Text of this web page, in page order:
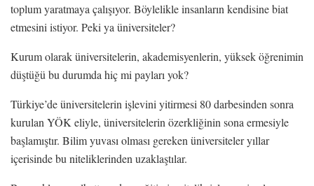
toplum yaratmaya çalışıyor. Böylelikle insanların kendisine biat
etmesini istiyor. Peki ya üniversiteler?
Kurum olarak üniversitelerin, akademisyenlerin, yüksek öğrenimin
düştüğü bu durumda hiç mi payları yok?
Türkiye’de üniversitelerin işlevini yitirmesi 80 darbesinden sonra
kurulan YÖK eliyle, üniversitelerin özerkliğinin sona ermesiyle
başlamıştır. Bilim yuvası olması gereken üniversiteler yıllar
içerisinde bu niteliklerinden uzaklaştılar.